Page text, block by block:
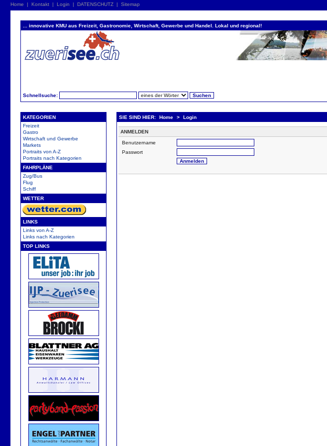
Home | Kontakt | Login | DATENSCHUTZ | Sitemap
... innovative KMU aus Freizeit, Gastronomie, Wirtschaft, Gewerbe und Handel. Lokal und regional!
Schnellsuche:
KATEGORIEN
Freizeit
Gastro
Wirtschaft und Gewerbe
Markets
Portraits von A-Z
Portraits nach Kategorien
FAHRPLÄNE
Zug/Bus
Flug
Schiff
WETTER
LINKS
Links von A-Z
Links nach Kategorien
TOP LINKS
SIE SIND HIER: Home > Login
ANMELDEN
Benutzername
Passwort